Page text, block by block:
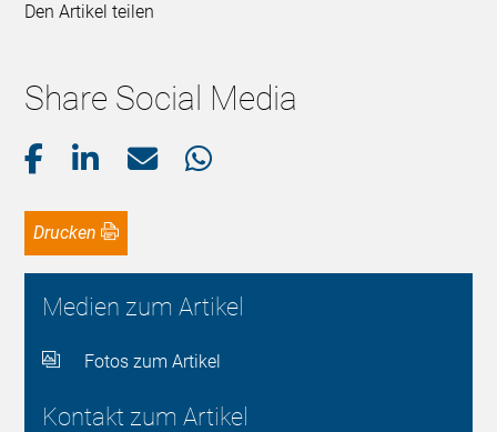
Den Artikel teilen
Share Social Media
Drucken
Medien zum Artikel
Fotos zum Artikel
Kontakt zum Artikel